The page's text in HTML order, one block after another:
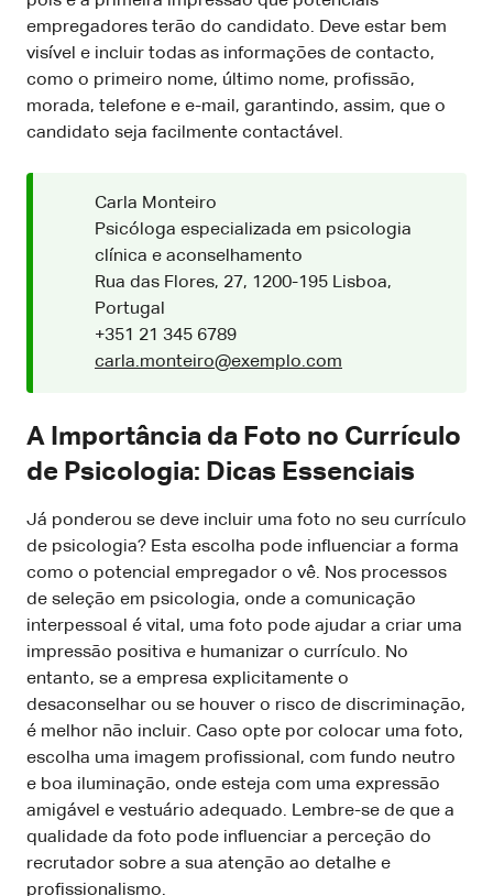
empregadores terão do candidato. Deve estar bem
visível e incluir todas as informações de contacto,
como o primeiro nome, último nome, profissão,
morada, telefone e e-mail, garantindo, assim, que o
candidato seja facilmente contactável.
Carla Monteiro
Psicóloga especializada em psicologia
clínica e aconselhamento
Rua das Flores, 27, 1200-195 Lisboa,
Portugal
+351 21 345 6789
carla.monteiro@exemplo.com
A Importância da Foto no Currículo
de Psicologia: Dicas Essenciais
Já ponderou se deve incluir uma foto no seu currículo
de psicologia? Esta escolha pode influenciar a forma
como o potencial empregador o vê. Nos processos
de seleção em psicologia, onde a comunicação
interpessoal é vital, uma foto pode ajudar a criar uma
impressão positiva e humanizar o currículo. No
entanto, se a empresa explicitamente o
desaconselhar ou se houver o risco de discriminação,
é melhor não incluir. Caso opte por colocar uma foto,
escolha uma imagem profissional, com fundo neutro
e boa iluminação, onde esteja com uma expressão
amigável e vestuário adequado. Lembre-se de que a
qualidade da foto pode influenciar a perceção do
recrutador sobre a sua atenção ao detalhe e
profissionalismo.